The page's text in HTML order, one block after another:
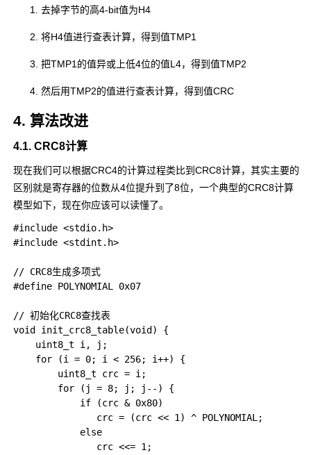
去掉字节的高4-bit值为H4
将H4值进行查表计算，得到值TMP1
把TMP1的值异或上低4位的值L4，得到值TMP2
然后用TMP2的值进行查表计算，得到值CRC
4. 算法改进
4.1. CRC8计算
现在我们可以根据CRC4的计算过程类比到CRC8计算，其实主要的
区别就是寄存器的位数从4位提升到了8位，一个典型的CRC8计算
模型如下，现在你应该可以读懂了。
#include <stdio.h>
#include <stdint.h>
// CRC8生成多项式
#define POLYNOMIAL 0x07
// 初始化CRC8查找表
void init_crc8_table(void) {
    uint8_t i, j;
    for (i = 0; i < 256; i++) {
        uint8_t crc = i;
        for (j = 8; j; j--) {
            if (crc & 0x80)
               crc = (crc << 1) ^ POLYNOMIAL;
            else
               crc <<= 1;